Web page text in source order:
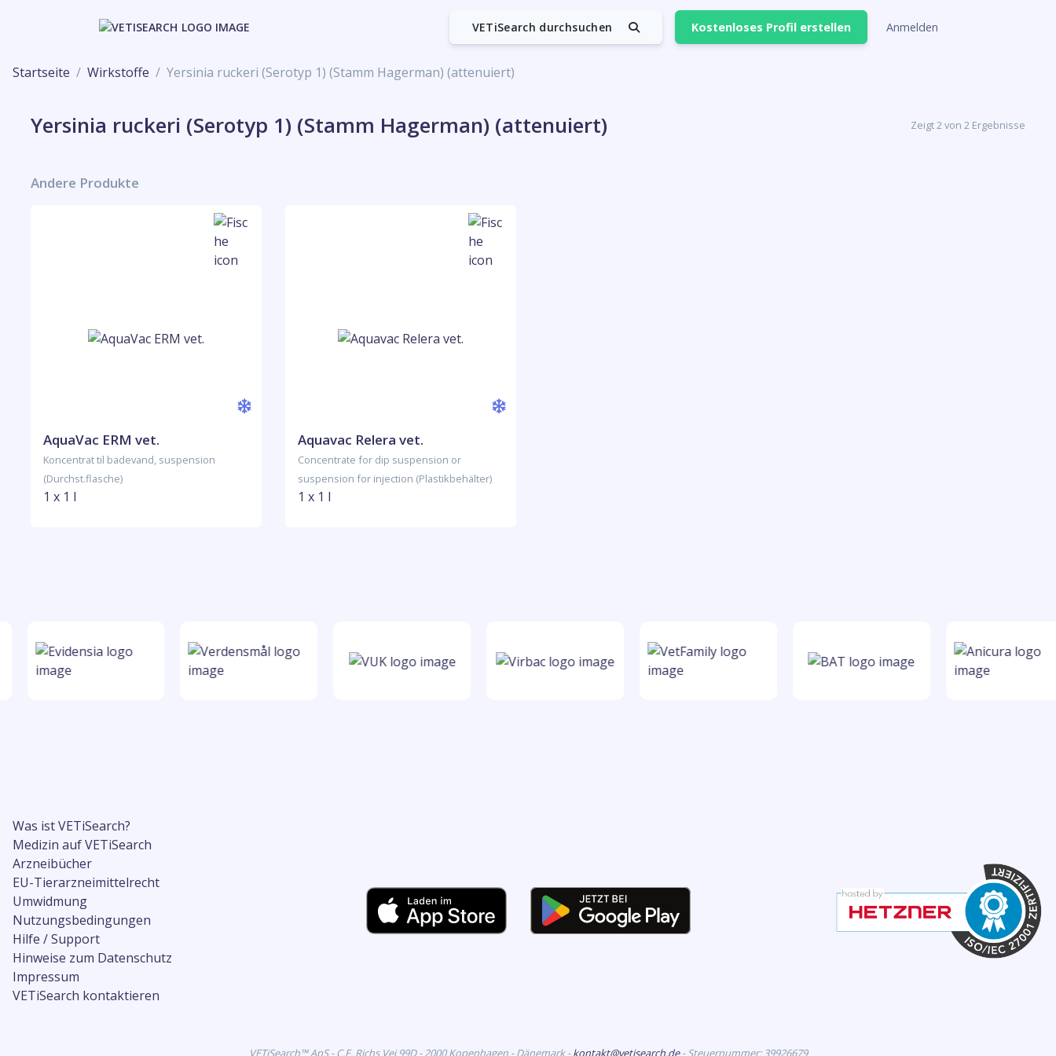
VETiSearch durchsuchen Kostenloses Profil erstellen Anmelden
Startseite Wirkstoffe Yersinia ruckeri (Serotyp 1) (Stamm Hagerman) (attenuiert)
Yersinia ruckeri (Serotyp 1) (Stamm Hagerman) (attenuiert) Zeigt 2 von 2 Ergebnisse
Andere Produkte
AquaVac ERM vet.
Koncentrat til badevand, suspension
(Durchst.flasche)
1 x 1 l
Aquavac Relera vet.
Concentrate for dip suspension or
suspension for injection (Plastikbehälter)
1 x 1 l
Was ist VETiSearch?
Medizin auf VETiSearch
Arzneibücher
EU-Tierarzneimittelrecht
Umwidmung
Nutzungsbedingungen
Hilfe / Support
Hinweise zum Datenschutz
Impressum
VETiSearch kontaktieren
VETiSearch™ ApS - C.F. Richs Vej 99D - 2000 Kopenhagen - Dänemark -kontakt@vetisearch.de- Steuernummer: 39926679